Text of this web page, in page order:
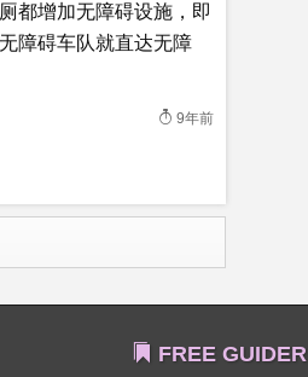
都增加无障碍设施，即
障碍车队就直达无障
9年前
FREE GUIDER